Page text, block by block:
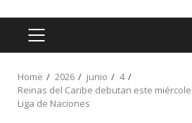
PRIMARY
Home 2026 junio
4
Reinas del Caribe debutan este
Liga de Naciones